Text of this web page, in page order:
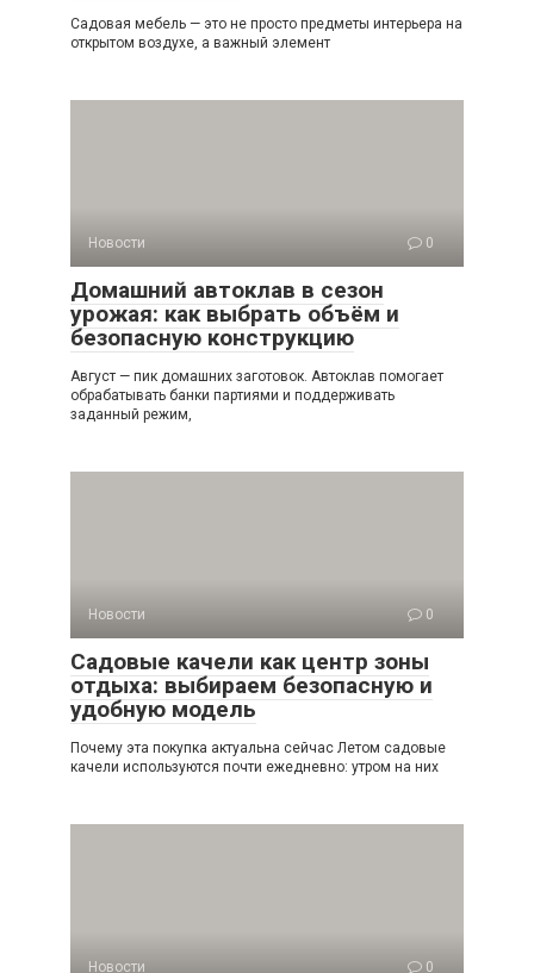
Садовая мебель — это не просто предметы интерьера на
открытом воздухе, а важный элемент
Новости 0
Домашний автоклав в сезон
урожая: как выбрать объём и
безопасную конструкцию
Август — пик домашних заготовок. Автоклав помогает
обрабатывать банки партиями и поддерживать
заданный режим,
Новости 0
Садовые качели как центр зоны
отдыха: выбираем безопасную и
удобную модель
Почему эта покупка актуальна сейчас Летом садовые
качели используются почти ежедневно: утром на них
Новости 0